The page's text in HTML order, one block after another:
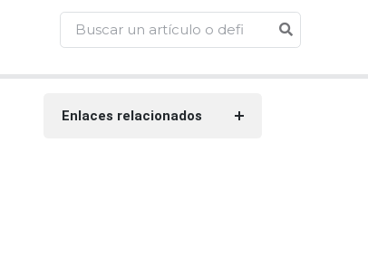
Enlaces relacionados